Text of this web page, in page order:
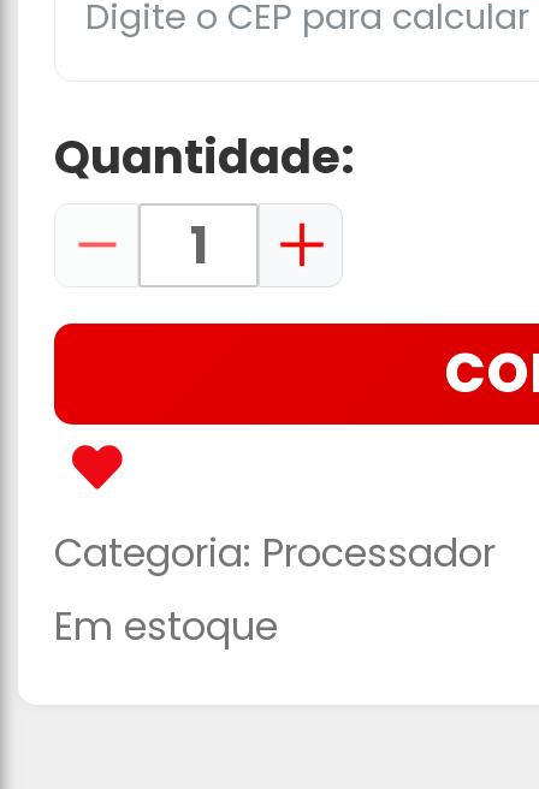
Digite o CEP para
Quantidade:
Categoria: Processador
Em estoque